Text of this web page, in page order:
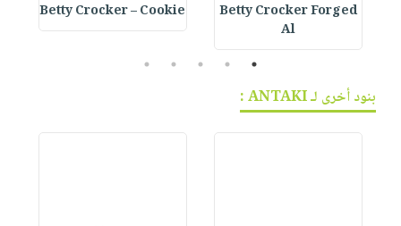
Betty Crocker Forged
Al
Betty Crocker – Cookie
1
2
3
4
5
بنود أخرى لـ ANTAKI :